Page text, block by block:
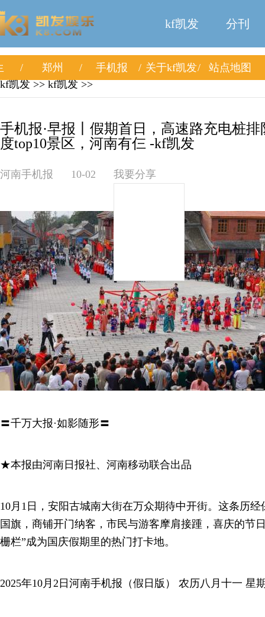
kf凯发 分刊
郑州 手机报 关于kf凯发
站点地图
kf凯发 >> kf凯发 >>
手机报·早报丨假期首日，高速路充电桩
度top10景区，河南有仨 -kf凯发
河南手机报 10-02 我要分享
〓千万大报·如影随形〓
★本报由河南日报社、河南移动联合出品
10月1日，安阳古城南大街在万众期待中开街。这条历
国旗，商铺开门纳客，市民与游客摩肩接踵，喜庆的节
栅栏”成为国庆假期里的热门打卡地。
2025年10月2日河南手机报（假日版） 农历八月十一 星